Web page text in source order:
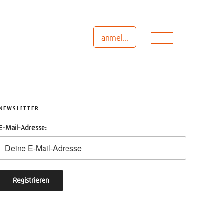
anmelden Menü
E-Mail-Adresse: